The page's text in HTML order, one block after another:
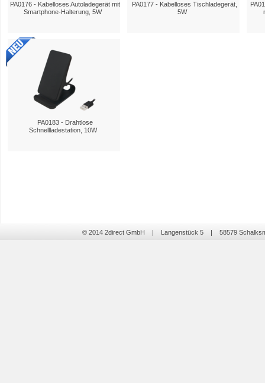
PA0176 - Kabelloses Autoladegerät mit
Smartphone-Halterung, 5W
PA0177 - Kabelloses Tischladegerät,
5W
PA0183 - Drahtlose
Schnellladestation, 10W
© 2014 2direct GmbH | Langenstück 5 | 58579